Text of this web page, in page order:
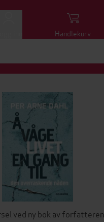
Handlekurv
ved ny bok av forfatteren